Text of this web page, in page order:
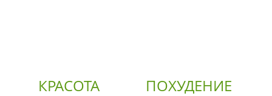
КРАСОТА ПОХУДЕНИЕ